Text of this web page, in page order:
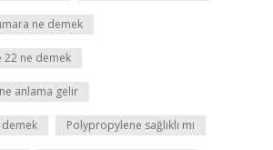
ne demek
22 ne demek
anlama gelir
Polypropylene sağlıklı mı